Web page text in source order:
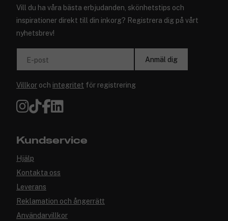
Vill du ha våra bästa erbjudanden, skönhetstips och
inspirationer direkt till din inkorg? Registrera dig på vårt
nyhetsbrev!
E-post Anmäl dig
Villkor och integritet för registrering
Kundservice
Hjälp
Kontakta oss
Leverans
Reklamation och ångerrätt
Användarvillkor